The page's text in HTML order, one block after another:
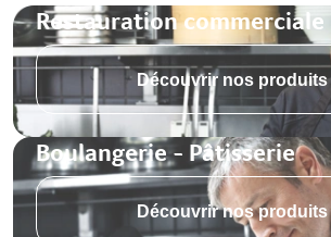
Restauration commerciale
Découvrir nos produits
Boulangerie - Pâtisserie
Découvrir nos produits